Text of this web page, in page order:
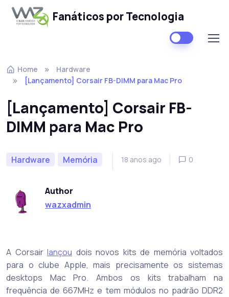
Fanáticos por Tecnologia
Home
Hardware
[Lançamento] Corsair FB-DIMM para Mac Pro
[Lançamento] Corsair FB-
DIMM para Mac Pro
Hardware Memória 18 anos ago 0
Author
wazxadmin
A Corsair lançou dois novos kits de memória voltados
para o clube Apple, mais precisamente os sistemas
desktops Mac Pro. Ambos os kits trabalham na
frequência de 667MHz e tem módulos no padrão DDR2